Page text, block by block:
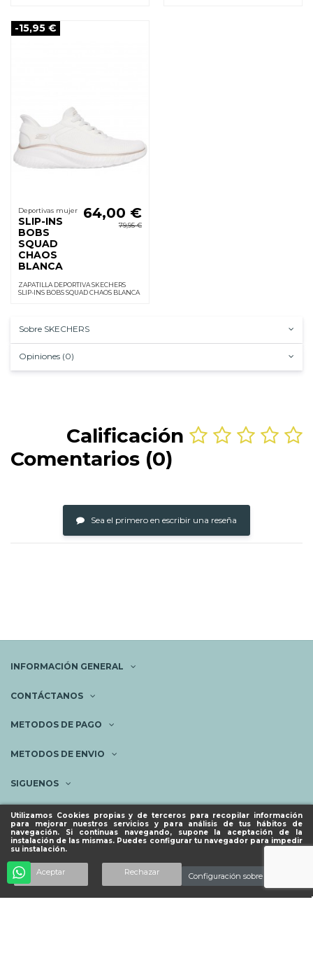
Utilizamos Cookies propias y de terceros para recopilar información
para mejorar nuestros servicios y para análisis de tus hábitos de
navegación. Si continuas navegando, supone la aceptación de la
instalación de las mismas. Puedes configurar tu navegador para impedir
su instalación.
Aceptar Rechazar Configuración sobre cookies
Añadir al carrito
-15,95 €
Deportivas mujer
SLIP-INS
BOBS
SQUAD
CHAOS
BLANCA
64,00 €
79,95 €
ZAPATILLA DEPORTIVA SKECHERS
SLIP-INS BOBS SQUAD CHAOS BLANCA
Sobre SKECHERS
Opiniones (0)
Calificación
Comentarios (0)
Sea el primero en escribir una reseña
INFORMACIÓN GENERAL
CONTÁCTANOS
METODOS DE PAGO
METODOS DE ENVIO
SIGUENOS
NEWSLETTER